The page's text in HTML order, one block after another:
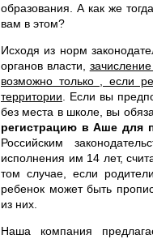
образования. А как же
вам в этом?
Исходя из норм
органов власти,
возможно только , если
территории . Если вы
без места в школе, вы
регистрацию в Аше для
Российским
исполнения им 14 лет,
том случае, если
ребенок может быть
из них.
Наша компания